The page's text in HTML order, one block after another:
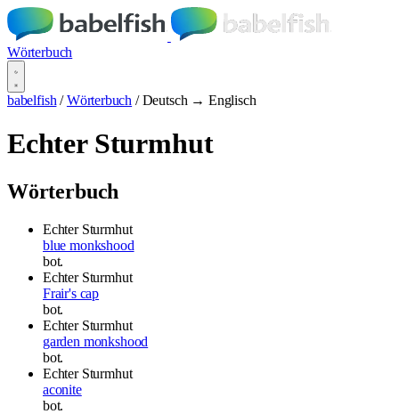
Wörterbuch
babelfish / Wörterbuch / Deutsch → Englisch
Echter Sturmhut
Wörterbuch
Echter Sturmhut
blue monkshood
bot.
Echter Sturmhut
Frair's cap
bot.
Echter Sturmhut
garden monkshood
bot.
Echter Sturmhut
aconite
bot.